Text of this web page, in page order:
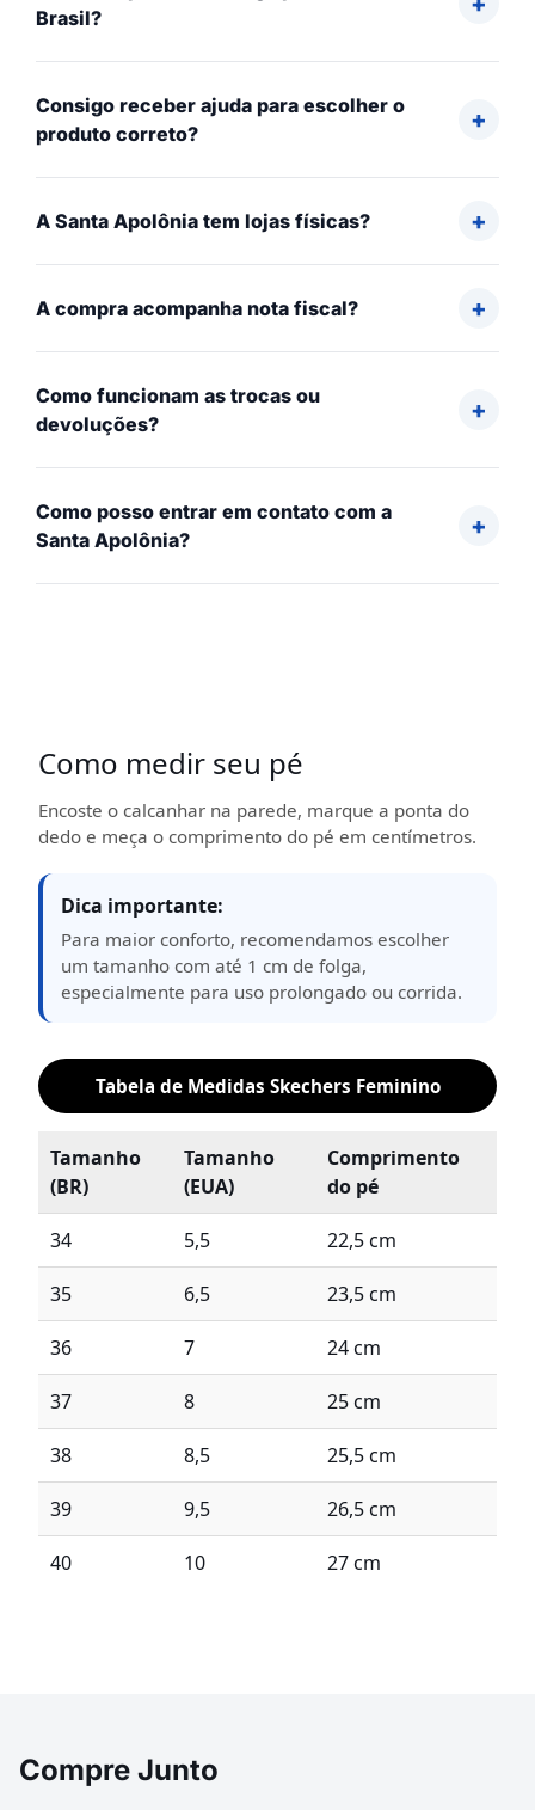
Brasil?
Consigo receber ajuda para escolher o
produto correto?
A Santa Apolônia tem lojas físicas?
A compra acompanha nota fiscal?
Como funcionam as trocas ou
devoluções?
Como posso entrar em contato com a
Santa Apolônia?
Como medir seu pé
Encoste o calcanhar na parede, marque a ponta do
dedo e meça o comprimento do pé em centímetros.
Dica importante:
Para maior conforto, recomendamos escolher
um tamanho com até 1 cm de folga,
especialmente para uso prolongado ou corrida.
Tabela de Medidas Skechers Feminino
Tamanho
(BR)
Tamanho
(EUA)
Comprimento
do pé
34 5,5 22,5 cm
35 6,5 23,5 cm
36 7 24 cm
37 8 25 cm
38 8,5 25,5 cm
39 9,5 26,5 cm
40 10 27 cm
Compre Junto